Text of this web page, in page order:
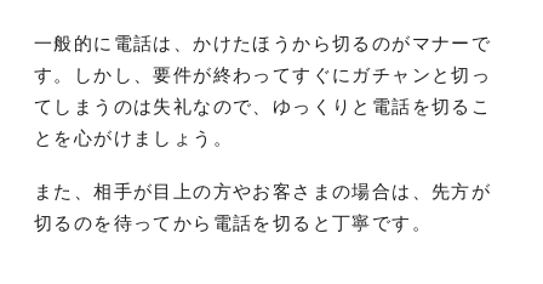
一般的に電話は、かけたほうから切るのがマナーで
す。しかし、要件が終わってすぐにガチャンと切っ
てしまうのは失礼なので、ゆっくりと電話を切るこ
とを心がけましょう。
また、相手が目上の方やお客さまの場合は、先方が
切るのを待ってから電話を切ると丁寧です。